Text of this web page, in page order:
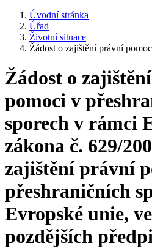
Úvodní stránka
Úřad
Životní situace
Žádost o zajištění právní
Žádost o
pomoci v
sporech v rámci
zákona č. 629/
zajištění právní
přeshraničních
Evropské unie,
pozdějších